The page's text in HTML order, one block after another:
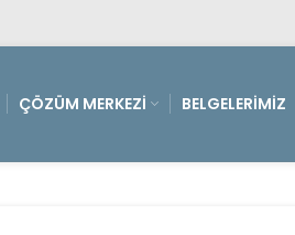
ÇÖZÜM MERKEZI BELGELERIMIZ